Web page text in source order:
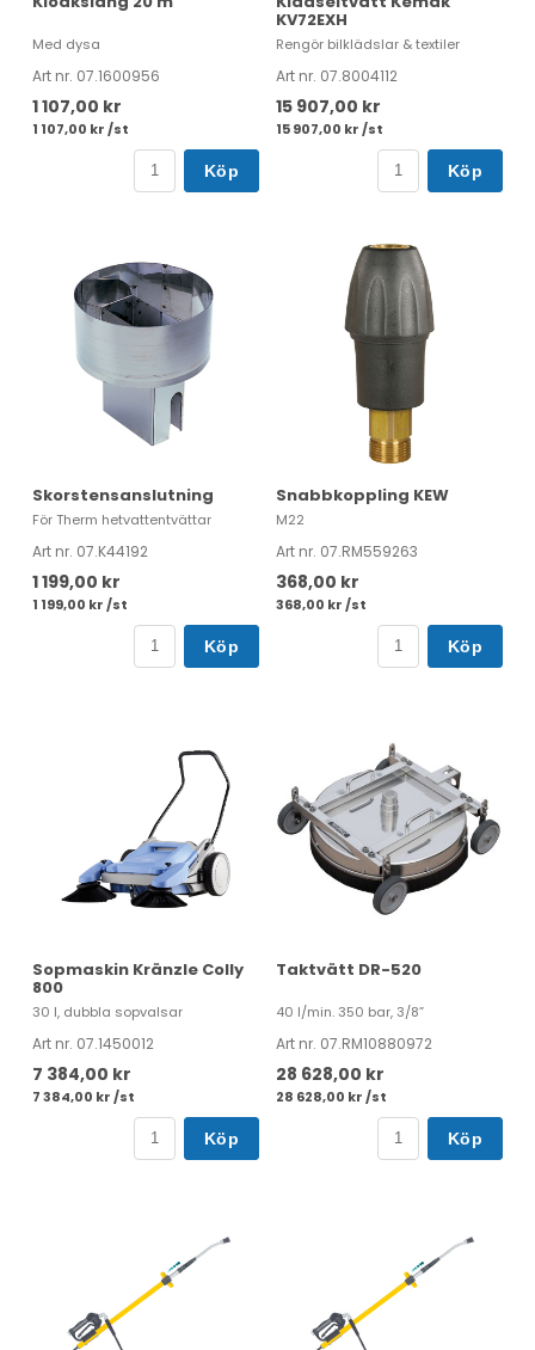
Med dysa
Art nr. 07.1600956
1 107,00 kr
1 107,00 kr /st
Köp
KV72EXH
Rengör bilklädslar & textiler
Art nr. 07.8004112
15 907,00 kr
15 907,00 kr /st
Köp
Skorstensanslutning
För Therm hetvattentvättar
Art nr. 07.K44192
1 199,00 kr
1 199,00 kr /st
Köp
Snabbkoppling KEW
M22
Art nr. 07.RM559263
368,00 kr
368,00 kr /st
Köp
Sopmaskin Kränzle Colly
800
30 l, dubbla sopvalsar
Art nr. 07.1450012
7 384,00 kr
7 384,00 kr /st
Köp
Taktvätt DR-520
40 l/min. 350 bar, 3/8”
Art nr. 07.RM10880972
28 628,00 kr
28 628,00 kr /st
Köp